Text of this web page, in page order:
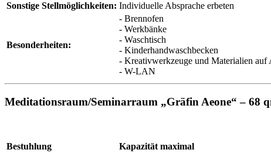
Sonstige Stellmöglichkeiten: Individuelle Absprache erbeten
Besonderheiten:
- Brennofen
- Werkbänke
- Waschtisch
- Kinderhandwaschbecken
- Kreativwerkzeuge und Materialien auf
- W-LAN
Meditationsraum/Seminarraum „Gräfin Aeone“ – 68
Bestuhlung
Kapazität maximal